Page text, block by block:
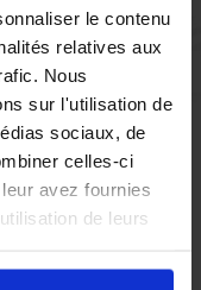
le contenu
relatives aux
Nous
sur l'utilisation de
sociaux, de
celles-ci
avez fournies
de leurs
de votre expérience
à tout